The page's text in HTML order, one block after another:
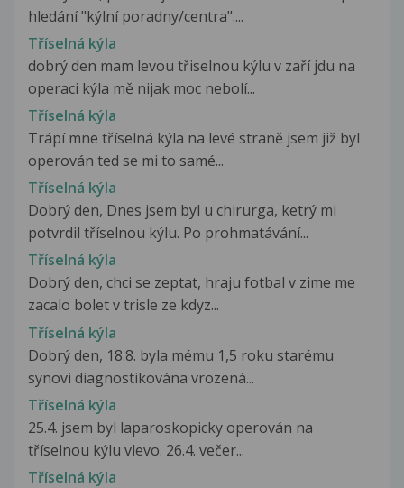
hledání "kýlní poradny/centra"....
Tříselná kýla
dobrý den mam levou třiselnou kýlu v zaří jdu na
operaci kýla mě nijak moc nebolí...
Tříselná kýla
Trápí mne tříselná kýla na levé straně jsem již byl
operován ted se mi to samé...
Tříselná kýla
Dobrý den, Dnes jsem byl u chirurga, ketrý mi
potvrdil tříselnou kýlu. Po prohmatávání...
Tříselná kýla
Dobrý den, chci se zeptat, hraju fotbal v zime me
zacalo bolet v trisle ze kdyz...
Tříselná kýla
Dobrý den, 18.8. byla mému 1,5 roku starému
synovi diagnostikována vrozená...
Tříselná kýla
25.4. jsem byl laparoskopicky operován na
tříselnou kýlu vlevo. 26.4. večer...
Tříselná kýla